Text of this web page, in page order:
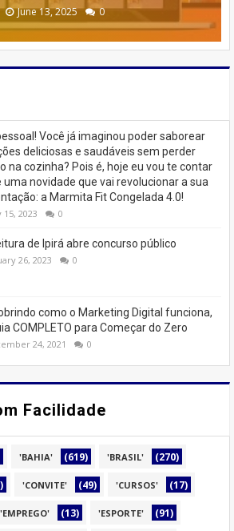
February 23, 2026 0
August 10, 2025 0
June 13, 2025 0
July 07, 2023 0
June 07, 2023 0
Você já imaginou poder saborear
deliciosas e saudáveis ​​sem perder
na cozinha? Pois é, hoje eu vou te contar
uma novidade que vai revolucionar a sua
a Marmita Fit Congelada 4.0!
15, 2023 0
de Ipirá abre concurso público
26, 2023 0
como o Marketing Digital funciona,
COMPLETO para Começar do Zero
24, 2021 0
Facilidade
'BAHIA' (619) 'BRASIL' (270)
'CONVITE' (49) 'CURSOS' (17)
'EMPREGO' (13) 'ESPORTE' (91)